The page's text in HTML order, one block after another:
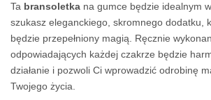
Ta bransoletka na gumce będzie idealnym
szukasz eleganckiego, skromnego dodatku,
będzie przepełniony magią. Ręcznie
odpowiadających każdej czakrze będzie
działanie i pozwoli Ci wprowadzić odrobinę
Twojego życia.